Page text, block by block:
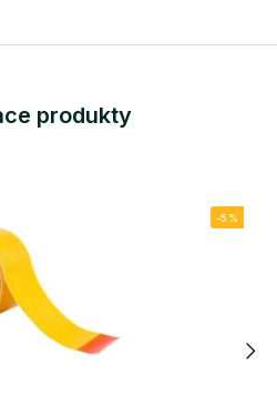
produkty
-5%